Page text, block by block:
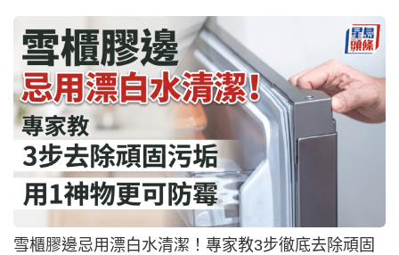
雪櫃膠邊忌用漂白水清潔！專家教3步徹底去除頑固